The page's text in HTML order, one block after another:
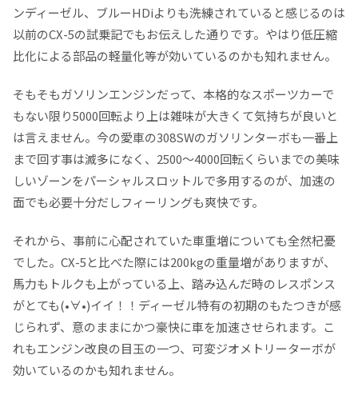
ンディーゼル、ブルーHDiよりも洗練されていると感じるのは
以前のCX-5の試乗記でもお伝えした通りです。やはり低圧縮
比化による部品の軽量化等が効いているのかも知れません。
そもそもガソリンエンジンだって、本格的なスポーツカーで
もない限り5000回転より上は雑味が大きくて気持ちが良いと
は言えません。今の愛車の308SWのガソリンターボも一番上
まで回す事は滅多になく、2500〜4000回転くらいまでの美味
しいゾーンをパーシャルスロットルで多用するのが、加速の
面でも必要十分だしフィーリングも爽快です。
それから、事前に心配されていた車重増についても全然杞憂
でした。CX-5と比べた際には200kgの重量増がありますが、
馬力もトルクも上がっている上、踏み込んだ時のレスポンス
がとても(•∀•)イイ！！ディーゼル特有の初期のもたつきが感
じられず、意のままにかつ豪快に車を加速させられます。こ
れもエンジン改良の目玉の一つ、可変ジオメトリーターボが
効いているのかも知れません。